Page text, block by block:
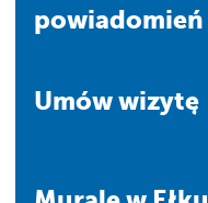
powiadomień
Umów wizytę